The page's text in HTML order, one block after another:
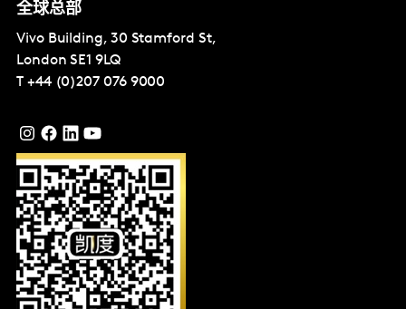
全球总部
Vivo Building, 30 Stamford St,
London SE1 9LQ
T +44 (0)207 076 9000